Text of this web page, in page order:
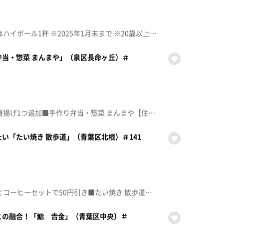
☆topo定額見放題会員限定特典：生ビールまたはハイボール1杯 ※2025年1月末まで ※20歳以上の方に限ります■金市朗 南町通店【住所】宮城県仙台市青葉区中央3-6-12 仙台南町通ビル3階【電話番号】022-797-5885【営業時間】17:00～23:00 (L.O.22:00)【定休日】なし♪ＤＡＮ ＤＡＮ心魅かれてく ＦＩＥＬＤ ＯＦ ＶＩＥＷ※特典をご利用の際は、topoにログインをしてトップ画面をご注文の前にお店の方にお見せください。（トップ画面上部、ユーザ名と一緒に表示されている「定額見放題会員」を提示）※紹介した店舗情報は変更している場合があります。※紹介した商品は取り扱いが終了している場合があります。番組HP（https://www.khb-tv.co.jp/topogurume/）
・惣菜 まんまや」（泉区長命ヶ丘）＃
☆topo定額見放題会員限定特典：唐揚げ弁当に唐揚げ1つ追加■手作り弁当・惣菜 まんまや【住所】宮城県仙台市泉区長命ヶ丘5-11-24【電話番号】080-6994-2605【営業時間】月～土11:00～22:00 日曜日17:00～22:00【定休日】水曜♪スピード 森口博子※特典をご利用の際は、topoにログインをしてトップ画面をご注文の前にお店の方にお見せください。（トップ画面上部、ユーザ名と一緒に表示されている「定額見放題会員」を提示）※紹介した店舗情報は変更している場合があります。※紹介した商品は取り扱いが終了している場合があります。番組HP（https://www.khb-tv.co.jp/topogurume/）
「たい焼き 散歩道」（青葉区北根）＃141
☆topo定額見放題会員限定特典：揚げたい焼きとコーヒーセットで50円引き■たい焼き 散歩道【住所】宮城県仙台市青葉区北根1-16-5【電話番号】022-762-5341【営業時間】11:00～18:00【定休日】木曜♪初心ＬＯＶＥ なにわ男子※特典をご利用の際は、topoにログインをしてトップ画面をご注文の前にお店の方にお見せください。（トップ画面上部、ユーザ名と一緒に表示されている「定額見放題会員」を提示）※紹介した店舗情報は変更している場合があります。※紹介した商品は取り扱いが終了している場合があります。番組HP（https://www.khb-tv.co.jp/topogurume/）
の融合！「鮨 𠮷金」（青葉区中央）＃